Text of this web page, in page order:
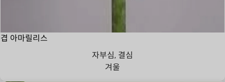
겹 아마릴리스
자부심, 결심
겨울